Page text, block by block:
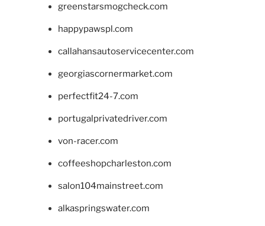
greenstarsmogcheck.com
happypawspl.com
callahansautoservicecenter.com
georgiascornermarket.com
perfectfit24-7.com
portugalprivatedriver.com
von-racer.com
coffeeshopcharleston.com
salon104mainstreet.com
alkaspringswater.com